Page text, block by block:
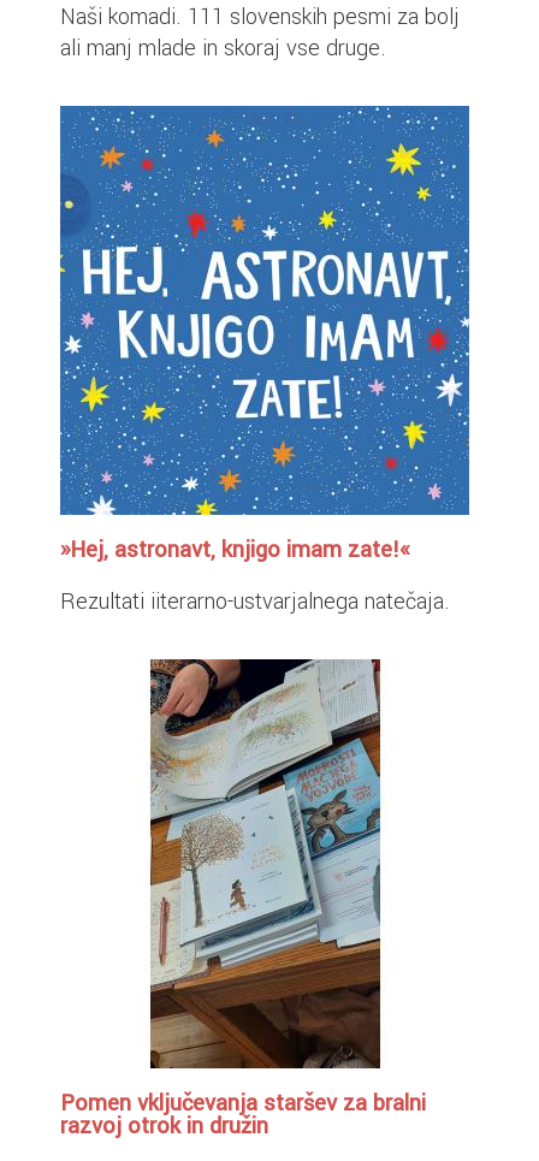
Naši komadi. 111 slovenskih pesmi za bolj
ali manj mlade in skoraj vse druge.
»Hej, astronavt, knjigo imam zate!«
Rezultati iiterarno-ustvarjalnega natečaja.
Pomen vključevanja staršev za bralni
razvoj otrok in družin